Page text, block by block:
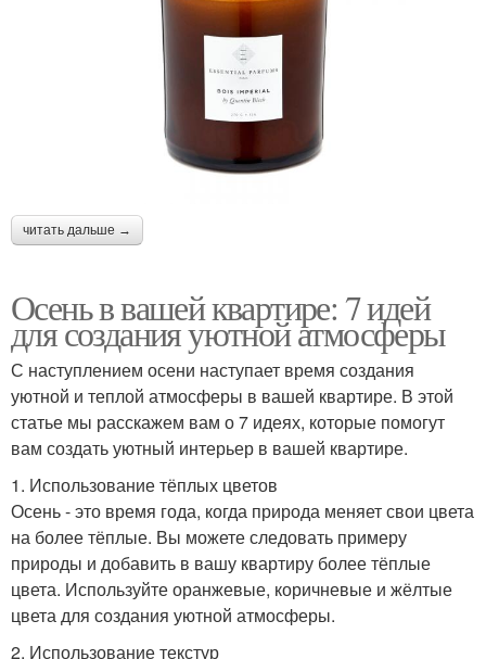
читать дальше →
Осень в вашей квартире: 7 идей
для создания уютной атмосферы
С наступлением осени наступает время создания
уютной и теплой атмосферы в вашей квартире. В этой
статье мы расскажем вам о 7 идеях, которые помогут
вам создать уютный интерьер в вашей квартире.
1. Использование тёплых цветов
Осень - это время года, когда природа меняет свои цвета
на более тёплые. Вы можете следовать примеру
природы и добавить в вашу квартиру более тёплые
цвета. Используйте оранжевые, коричневые и жёлтые
цвета для создания уютной атмосферы.
2. Использование текстур